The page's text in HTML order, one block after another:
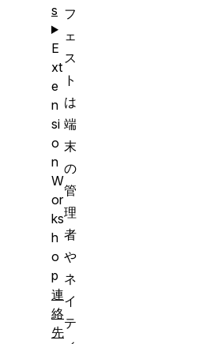
フ
ェ
ス
ト
は
端
末
の
管
理
者
や
ネ
イ
テ
s
E
xt
e
n
si
o
n
W
or
ks
h
o
p
連
絡
先